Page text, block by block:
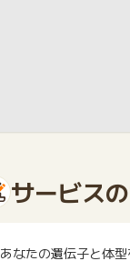
サービス
あなたの遺伝子と体